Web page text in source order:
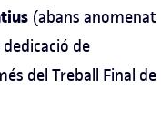
(abans anomenat
de
del Treball Final de